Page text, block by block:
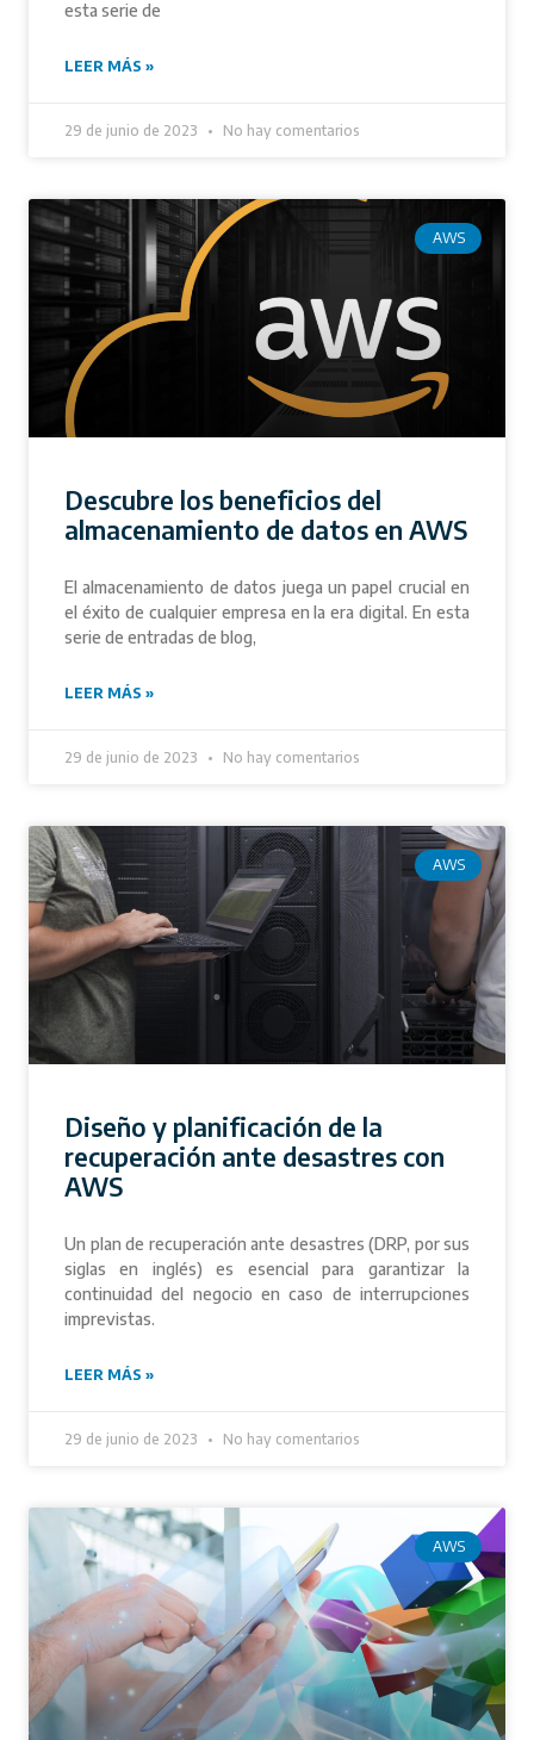
esta serie de
LEER MÁS »
29 de junio de 2023 No hay comentarios
AWS
Descubre los beneficios del
almacenamiento de datos en AWS
El almacenamiento de datos juega un papel crucial en
el éxito de cualquier empresa en la era digital. En esta
serie de entradas de blog,
LEER MÁS »
29 de junio de 2023 No hay comentarios
AWS
Diseño y planificación de la
recuperación ante desastres con
AWS
Un plan de recuperación ante desastres (DRP, por sus
siglas en inglés) es esencial para garantizar la
continuidad del negocio en caso de interrupciones
imprevistas.
LEER MÁS »
29 de junio de 2023 No hay comentarios
AWS